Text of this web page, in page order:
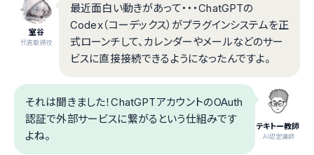
室谷
代表取締役
最近面白い動きがあって・・・ChatGPTの
Codex（コーデックス）がプラグインシステムを正
式ローンチして、カレンダーやメールなどのサー
ビスに直接接続できるようになったんですよ。
テキトー教師
.AI認定講師
それは聞きました！ChatGPTアカウントのOAuth
認証で外部サービスに繋がるという仕組みです
よね。